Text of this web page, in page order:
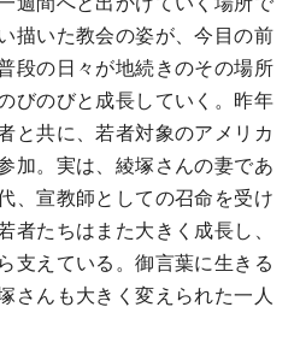
描いた教会の姿が、今目の前
段の日々が地続きのその場所
びのびと成長していく。昨年
と共に、若者対象のアメリカ
加。実は、綾塚さんの妻であ
、宣教師としての召命を受け
たちはまた大きく成長し、
支えている。御言葉に生きる
さんも大きく変えられた一人